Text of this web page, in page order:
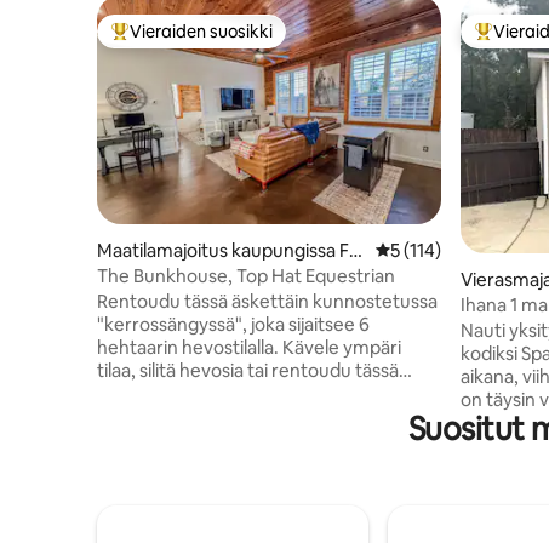
Vieraiden suosikkien parhaimmistoa
Vieraiden suosikki
Maatilamajoitus kaupungissa Fai
rhope
Keskimääräinen
5 (114)
The Bunkhouse, Top Hat Equestrian
Rentoudu tässä äskettäin kunnostetussa
"kerrossängyssä", joka sijaitsee 6
hehtaarin hevostilalla. Kävele ympäri
tilaa, silitä hevosia tai rentoudu tässä
nish Fort
Ihana 1
Spanish
Nauti
kodiksi
aikana,
on täysin
jossa on
Suositut